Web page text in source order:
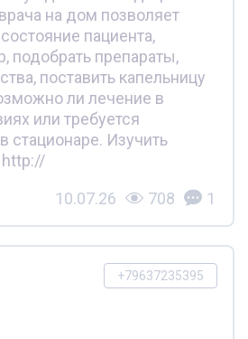
на дом позволяет
пациента,
подобрать препараты,
поставить капельницу
ли лечение в
или требуется
стационаре. Изучить
http://
10.07.26 708 1
+79637235395